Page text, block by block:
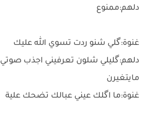
دلهم:ممنوع
غنوة:گلي شنو ردت تسوي الله عليك
دلهم:گليلي شلون تعرفيني اجذب صوتي
مايتغيرن
غنوة:ما اگلك عيني عبالك تضحك علية